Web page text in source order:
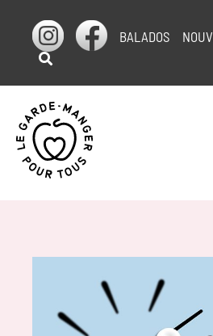
BALADOS